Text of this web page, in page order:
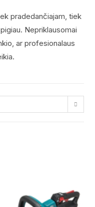
pradedančiajam, tiek
Nepriklausomai
ar profesionalaus